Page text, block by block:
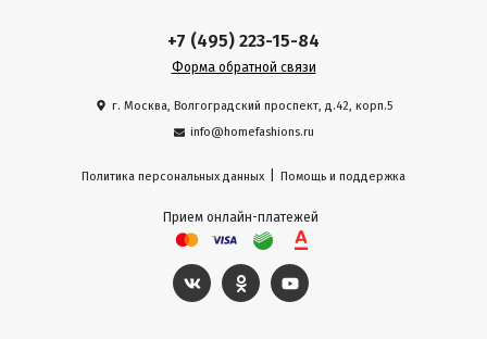
+7 (495) 223-15-84
Форма обратной связи
г. Москва, Волгоградский проспект, д.42, корп.5
info@homefashions.ru
Политика персональных данных Помощь и поддержка
Прием онлайн-платежей